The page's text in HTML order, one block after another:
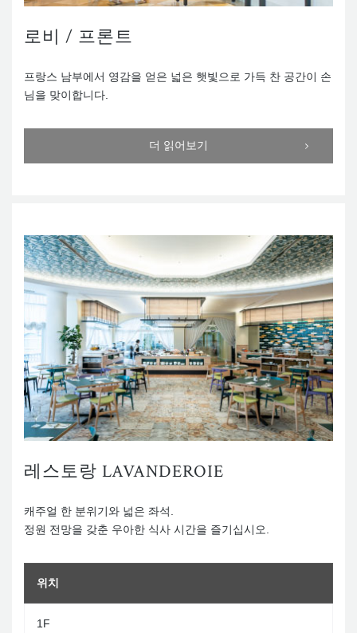
로비 / 프론트
프랑스 남부에서 영감을 얻은 넓은 햇빛으로 가득 찬 공간이 손
님을 맞이합니다.
더 읽어보기
레스토랑 LAVANDEROIE
캐주얼 한 분위기와 넓은 좌석.
정원 전망을 갖춘 우아한 식사 시간을 즐기십시오.
위치
1F